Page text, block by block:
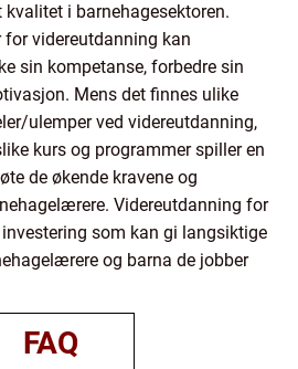
i barnehagesektoren.
videreutdanning kan
sin kompetanse, forbedre sin
Mens det finnes ulike
ulemper ved videreutdanning,
kurs og programmer spiller en
de økende kravene og
Videreutdanning for
som kan gi langsiktige
og barna de jobber
FAQ